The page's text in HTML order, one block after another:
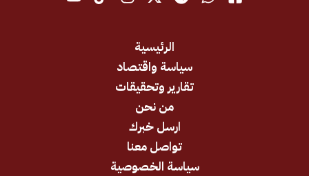
سياسة واقتصاد
تقارير وتحقيقات
ارسل خبرك
تواصل معنا
سياسة الخصوصية